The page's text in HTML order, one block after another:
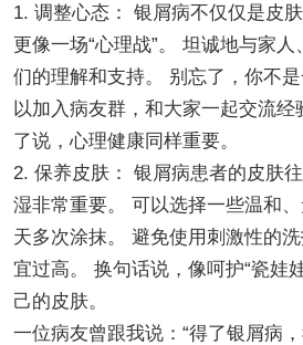
1. 调整心态： 银屑病不仅仅是皮
更像一场“心理战”。 坦诚地与家
们的理解和支持。 别忘了，你不
以加入病友群，和大家一起交流
了说，心理健康同样重要。
2. 保养皮肤： 银屑病患者的皮肤
湿非常重要。 可以选择一些温和
天多次涂抹。 避免使用刺激性的
宜过高。 换句话说，像呵护“瓷娃
己的皮肤。
一位病友曾跟我说：“得了银屑病